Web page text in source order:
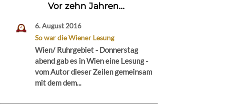
Vor zehn Jahren...
6. August 2016
So war die Wiener Lesung
Wien/ Ruhrgebiet - Donnerstag
abend gab es in Wien eine Lesung -
vom Autor dieser Zeilen gemeinsam
mit dem dem...